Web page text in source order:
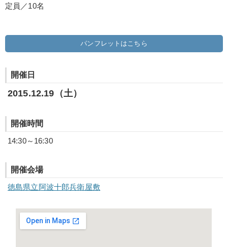
定員／10名
パンフレットはこちら
開催日
2015.12.19（土）
開催時間
14:30～16:30
開催会場
徳島県立阿波十郎兵衛屋敷